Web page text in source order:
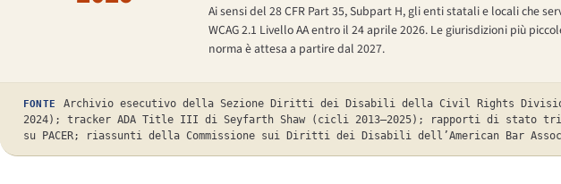
Ai sensi del 28 CFR Part 35, Subpart H, gli enti statali e locali che
WCAG 2.1 Livello AA entro il 24 aprile 2026. Le giurisdizioni più
norma è attesa a partire dal 2027.
FONTE
Archivio esecutivo della Sezione Diritti dei Disabili della Civil Rights
2024); tracker ADA Title III di Seyfarth Shaw (cicli 2013–2025); rapporti di stato
su PACER; riassunti della Commissione sui Diritti dei Disabili dell’American Bar